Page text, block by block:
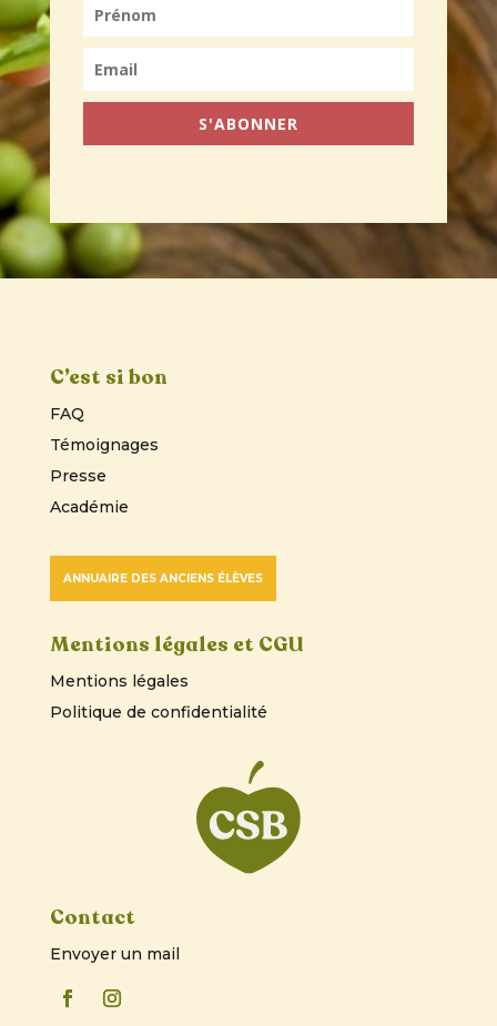
S'ABONNER
C’est si bon
FAQ
Témoignages
Presse
Académie
ANNUAIRE DES ANCIENS ÉLÈVES
Mentions légales et CGU
Mentions légales
Politique de confidentialité
Contact
Envoyer un mail